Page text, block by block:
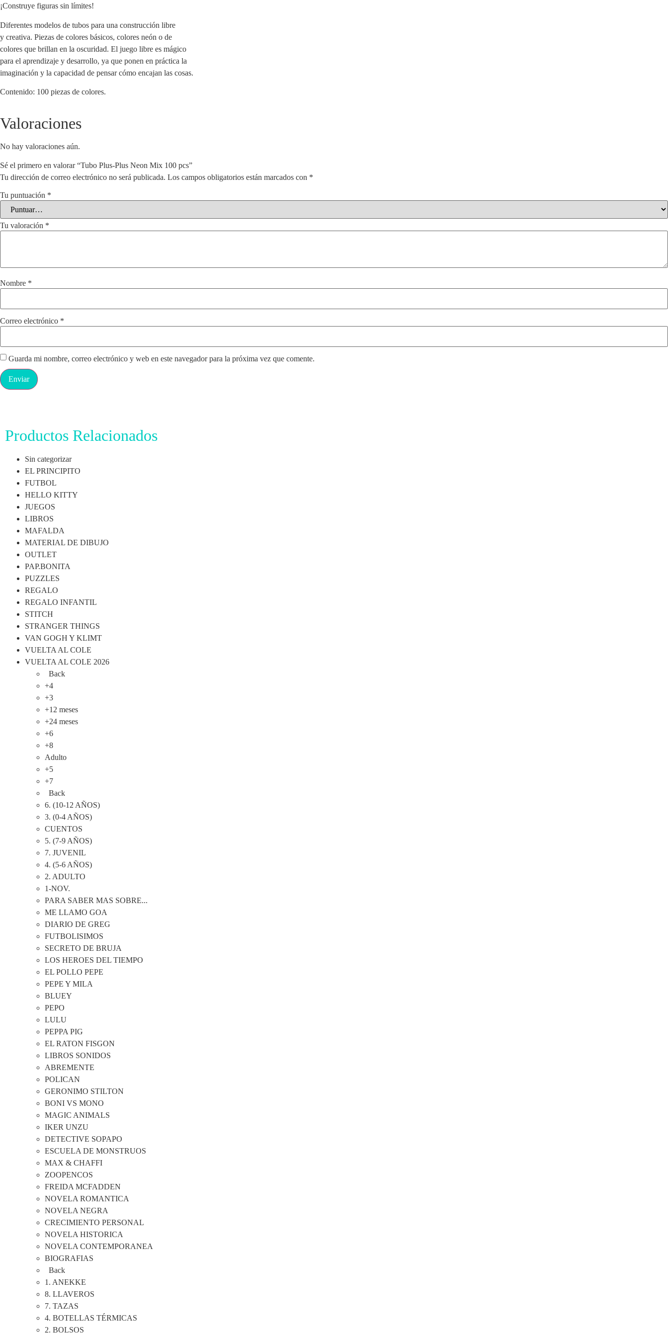
¡Construye figuras sin límites!
Diferentes modelos de tubos para una construcción libre
y creativa. Piezas de colores básicos, colores neón o de
colores que brillan en la oscuridad. El juego libre es mágico
para el aprendizaje y desarrollo, ya que ponen en práctica la
imaginación y la capacidad de pensar cómo encajan las cosas.
Contenido: 100 piezas de colores.
Valoraciones
No hay valoraciones aún.
Sé el primero en valorar “Tubo Plus-Plus Neon Mix 100 pcs”
Tu dirección de correo electrónico no será publicada. Los campos obligatorios están marcados con *
Tu puntuación *
Tu valoración *
Nombre *
Correo electrónico *
Guarda mi nombre, correo electrónico y web en este navegador para la próxima vez que comente.
Productos Relacionados
Sin categorizar
EL PRINCIPITO
FUTBOL
HELLO KITTY
JUEGOS
LIBROS
MAFALDA
MATERIAL DE DIBUJO
OUTLET
PAP.BONITA
PUZZLES
REGALO
REGALO INFANTIL
STITCH
STRANGER THINGS
VAN GOGH Y KLIMT
VUELTA AL COLE
VUELTA AL COLE 2026
Back
+4
+3
+12 meses
+24 meses
+6
+8
Adulto
+5
+7
Back
6. (10-12 AÑOS)
3. (0-4 AÑOS)
CUENTOS
5. (7-9 AÑOS)
7. JUVENIL
4. (5-6 AÑOS)
2. ADULTO
1-NOV.
PARA SABER MAS SOBRE...
ME LLAMO GOA
DIARIO DE GREG
FUTBOLISIMOS
SECRETO DE BRUJA
LOS HEROES DEL TIEMPO
EL POLLO PEPE
PEPE Y MILA
BLUEY
PEPO
LULU
PEPPA PIG
EL RATON FISGON
LIBROS SONIDOS
ABREMENTE
POLICAN
GERONIMO STILTON
BONI VS MONO
MAGIC ANIMALS
IKER UNZU
DETECTIVE SOPAPO
ESCUELA DE MONSTRUOS
MAX & CHAFFI
ZOOPENCOS
FREIDA MCFADDEN
NOVELA ROMANTICA
NOVELA NEGRA
CRECIMIENTO PERSONAL
NOVELA HISTORICA
NOVELA CONTEMPORANEA
BIOGRAFIAS
Back
1. ANEKKE
8. LLAVEROS
7. TAZAS
4. BOTELLAS TÉRMICAS
2. BOLSOS